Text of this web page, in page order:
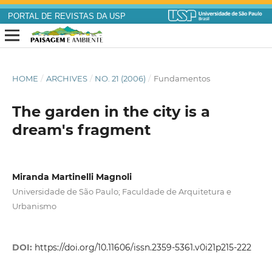
PORTAL DE REVISTAS DA USP
HOME / ARCHIVES / NO. 21 (2006) / Fundamentos
The garden in the city is a
dream's fragment
Miranda Martinelli Magnoli
Universidade de São Paulo; Faculdade de Arquitetura e
Urbanismo
DOI: https://doi.org/10.11606/issn.2359-5361.v0i21p215-222